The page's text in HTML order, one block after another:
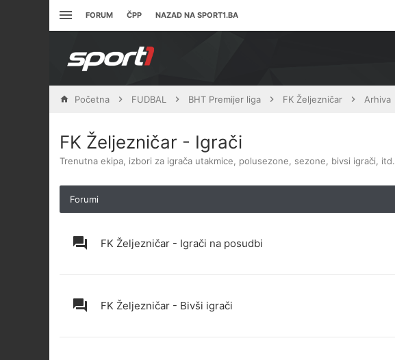
FORUM ČPP NAZAD NA SPORT1.BA
Početna FUDBAL BHT Premijer liga FK Željezničar Arhiva
FK Željezničar - Igrači
Trenutna ekipa, izbori za igrača utakmice, polusezone, sezone, bivsi igrači, itd.
Forumi
FK Željezničar - Igrači na posudbi
FK Željezničar - Bivši igrači